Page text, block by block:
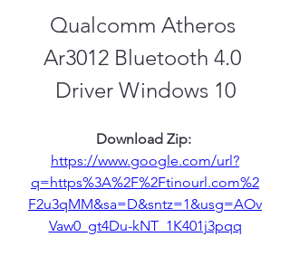
Qualcomm Atheros
Ar3012 Bluetooth 4.0
Driver Windows 10
Download Zip:
https://www.google.com/url?
q=https%3A%2F%2Ftinourl.com%2
F2u3qMM&sa=D&sntz=1&usg=AOv
Vaw0_gt4Du-kNT_1K401j3pqq